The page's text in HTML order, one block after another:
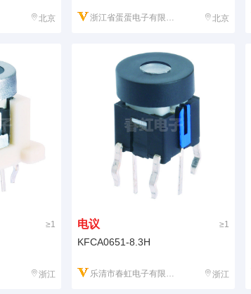
北京 浙江省蛋蛋电子有限公司 北京
≥1
浙江
电议 ≥1
KFCA0651-8.3H
乐清市春虹电子有限公司 浙江